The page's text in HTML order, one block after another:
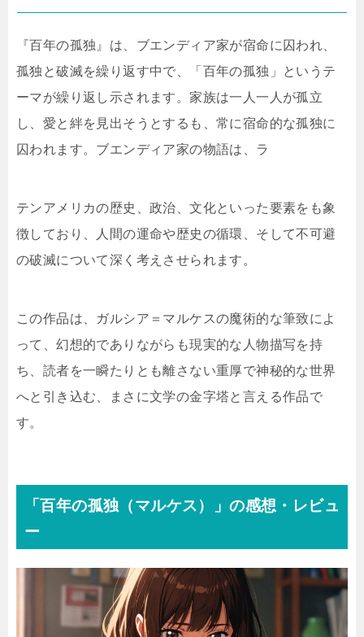
『百年の孤独』は、ブエンディア家が宿命に囚われ、
孤独と破滅を繰り返す中で、「百年の孤独」というテ
ーマが繰り返し示されます。家族は一人一人が孤立
し、愛と絆を見出そうとするも、常に宿命的な孤独に
囚われます。ブエンディア家の物語は、ラ
テンアメリカの歴史、政治、文化といった要素をも象
徴しており、人間の運命や歴史の循環、そして不可避
の破滅について深く考えさせられます。
この作品は、ガルシア＝マルケスの魔術的な筆致によ
って、幻想的でありながらも現実的な人物描写を持
ち、読者を一瞬たりとも離さない重厚で神秘的な世界
へと引き込む、まさに文学の金字塔と言える作品で
す。
「百年の孤独（マルケス）」の感想・レビュ
ー